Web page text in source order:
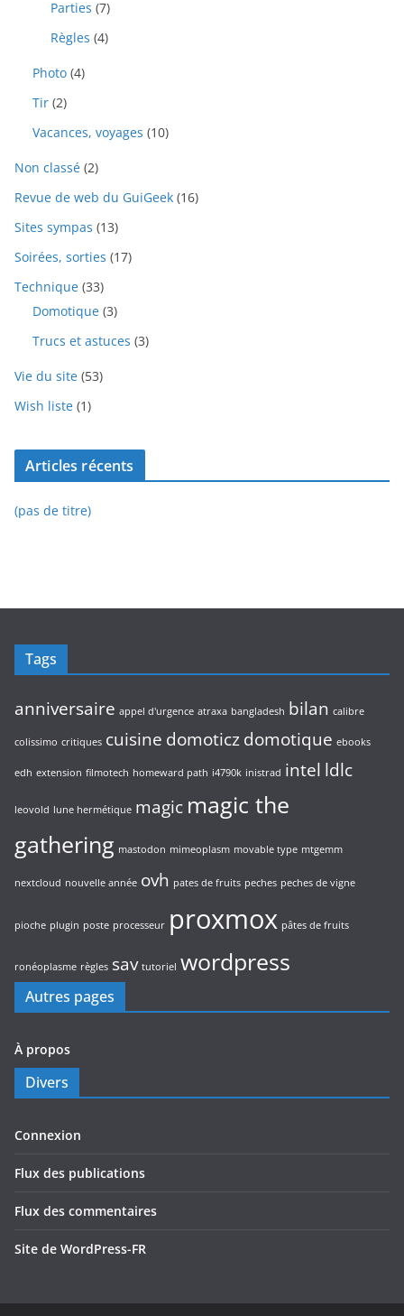
Parties (7)
Règles (4)
Photo (4)
Tir (2)
Vacances, voyages (10)
Non classé (2)
Revue de web du GuiGeek (16)
Sites sympas (13)
Soirées, sorties (17)
Technique (33)
Domotique (3)
Trucs et astuces (3)
Vie du site (53)
Wish liste (1)
Articles récents
(pas de titre)
Tags
anniversaire appel d'urgence atraxa bangladesh bilan calibre
colissimo critiques cuisine domoticzdomotique ebooks
edh extension filmotech homeward path i4790k inistrad intel ldlc
leovold lune hermétique magic magic the
gathering mastodon mimeoplasm movable type mtgemm
nextcloud nouvelle année ovh pates de fruits peches peches de vigne
pioche plugin poste processeur proxmox pâtes de fruits
ronéoplasme règles sav tutoriel wordpress
Autres pages
À propos
Divers
Connexion
Flux des publications
Flux des commentaires
Site de WordPress-FR